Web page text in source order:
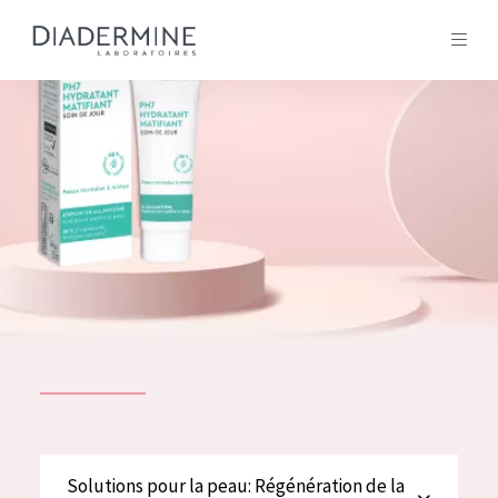
SOLUTIONS POUR LA PEAU
TOUS LES PRODUIT
Tous les Produit
ACCUEIL
Composition
À propos
Conseils Beauté
Solutions pour la peau: Régénération de la